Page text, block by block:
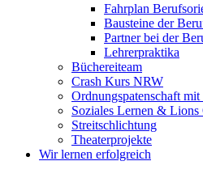
Fahrplan
Bausteine der
Partner bei der
Lehrerpraktika
Büchereiteam
Crash Kurs NRW
Ordnungspatenschaft
Soziales Lernen & Lions
Streitschlichtung
Theaterprojekte
Wir lernen erfolgreich